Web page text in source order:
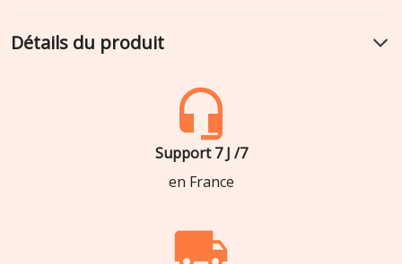
Détails du produit
Support 7 J /7
en France